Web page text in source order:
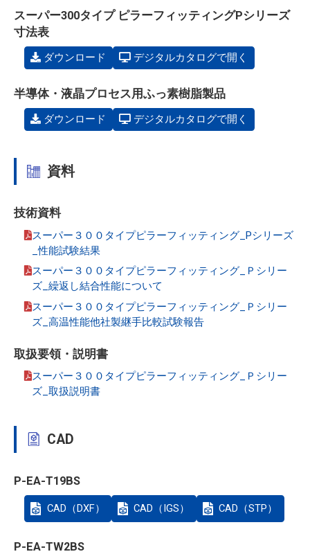
スーパー300タイプ ピラーフィッティングPシリーズ
寸法表
ダウンロード デジタルカタログで開く
半導体・液晶プロセス用ふっ素樹脂製品
ダウンロード デジタルカタログで開く
資料
技術資料
スーパー３００タイプピラーフィッティング_Pシリーズ
_性能試験結果
スーパー３００タイプピラーフィッティング_Ｐシリー
ズ_繰返し結合性能について
スーパー３００タイプピラーフィッティング_Ｐシリー
ズ_高温性能他社製継手比較試験報告
取扱要領・説明書
スーパー３００タイプピラーフィッティング_Ｐシリー
ズ_取扱説明書
CAD
P-EA-T19BS
CAD（DXF） CAD（IGS） CAD（STP）
P-EA-TW2BS